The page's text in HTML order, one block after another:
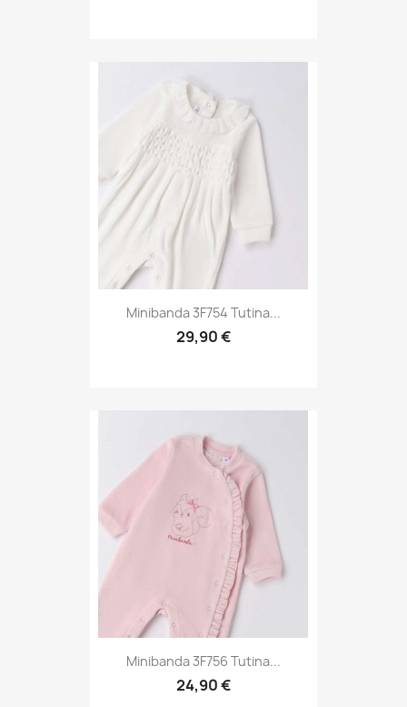
Minibanda 3F754 Tutina...
29,90 €
Minibanda 3F756 Tutina...
24,90 €